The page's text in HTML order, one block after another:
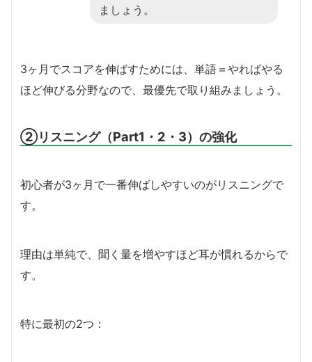
ましょう。
3ヶ月でスコアを伸ばすためには、単語＝やればやる
ほど伸びる分野なので、最優先で取り組みましょう。
②リスニング（Part1・2・3）の強化
初心者が3ヶ月で一番伸ばしやすいのがリスニングで
す。
理由は単純で、聞く量を増やすほど耳が慣れるからで
す。
特に最初の2つ：